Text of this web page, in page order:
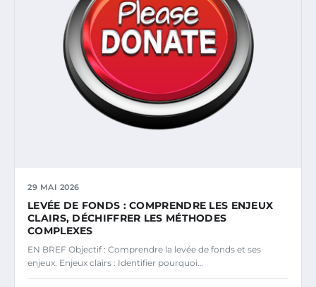
29 MAI 2026
LEVÉE DE FONDS : COMPRENDRE LES ENJEUX
CLAIRS, DÉCHIFFRER LES MÉTHODES
COMPLEXES
EN BREF Objectif : Comprendre la levée de fonds et ses
enjeux. Enjeux clairs : Identifier pourquoi…